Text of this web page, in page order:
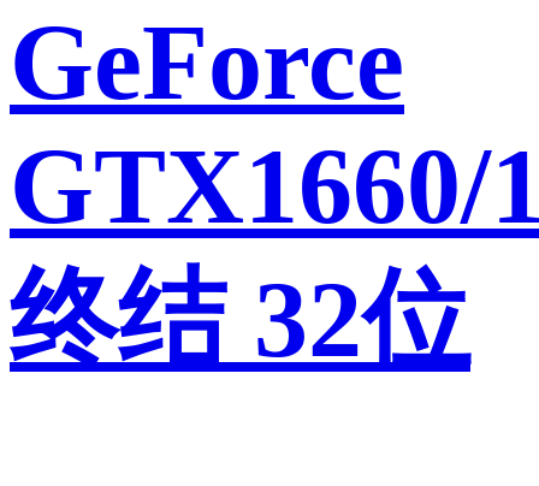
GeForce
GTX1660/
终结 32位